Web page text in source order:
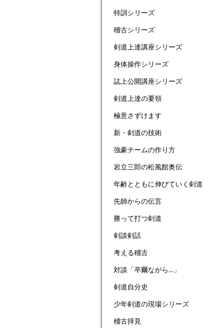
特訓シリーズ
稽古シリーズ
剣道上達講座シリーズ
身体操作シリーズ
誌上公開講座シリーズ
剣道上達の要領
極意さずけます
新・剣道の技術
強豪チームの作り方
岩立三郎の松風館奥伝
年齢とともに伸びていく剣道
先師からの伝言
勝って打つ剣道
剣談剣話
考える稽古
対談「卒爾ながら…」
剣道自分史
少年剣道の現場シリーズ
稽古拝見